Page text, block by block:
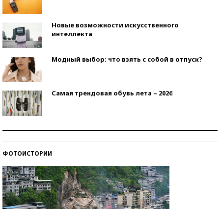
Новые возможности искусственного
интеллекта
Модный выбор: что взять с собой в отпуск?
Самая трендовая обувь лета – 2026
ФОТОИСТОРИИ